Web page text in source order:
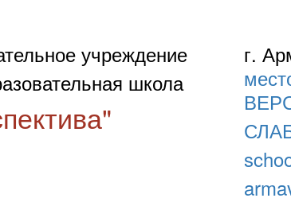
учреждение
школа
г.